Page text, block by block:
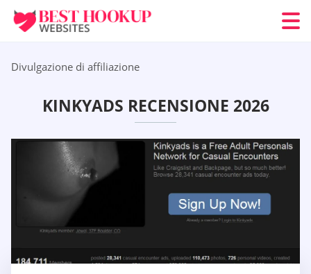
Divulgazione di affiliazione
KINKYADS RECENSIONE 2026